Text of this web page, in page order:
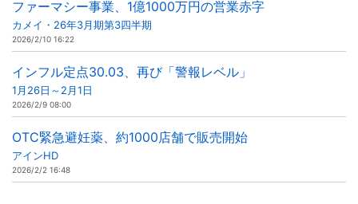
ファーマシー事業、1億1000万円の営業赤字
カメイ・26年3月期第3四半期
2026/2/10 16:22
インフル定点30.03、再び「警報レベル」
1月26日～2月1日
2026/2/9 08:00
OTC緊急避妊薬、約1000店舗で販売開始
アインHD
2026/2/2 16:48